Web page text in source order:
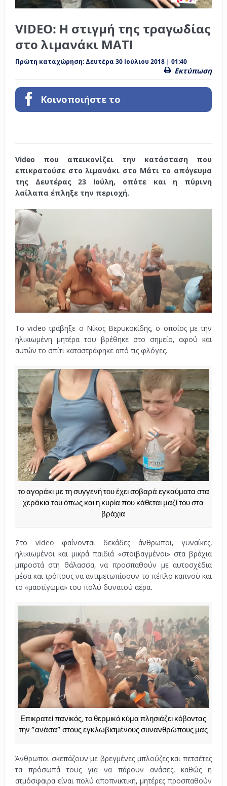
VIDEO: Η στιγμή της τραγωδίας
στο λιμανάκι ΜΑΤΙ
Πρώτη καταχώρηση: Δευτέρα 30 Ιούλιου 2018 | 01:40
Εκτύπωση
Κοινοποιήστε το
Video που απεικονίζει την κατάσταση που
επικρατούσε στο λιμανάκι στο Μάτι το απόγευμα
της Δευτέρας 23 Ιούλη, οπότε και η πύρινη
λαίλαπα έπληξε την περιοχή.
Το video τράβηξε ο Νίκος Βερυκοκίδης, ο οποίος με την
ηλικιωμένη μητέρα του βρέθηκε στο σημείο, αφού και
αυτών το σπίτι καταστράφηκε από τις φλόγες.
το αγοράκι με τη συγγενή του έχει σοβαρά εγκαύματα στα
χεράκια του όπως και η κυρία που κάθεται μαζί του στα
βράχια
Στο video φαίνονται δεκάδες άνθρωποι, γυναίκες,
ηλικιωμένοι και μικρά παιδιά «στοιβαγμένοι» στα βράχια
μπροστά στη θάλασσα, να προσπαθούν με αυτοσχέδια
μέσα και τρόπους να αντιμετωπίσουν το πέπλο καπνού και
το «μαστίγωμα» του πολύ δυνατού αέρα.
Επικρατεί πανικός, το θερμικό κύμα πλησιάζει κόβοντας
την ”ανάσα” στους εγκλωβισμένους συνανθρώπους μας
Άνθρωποι σκεπάζουν με βρεγμένες μπλούζες και πετσέτες
τα πρόσωπά τους για να πάρουν ανάσες, καθώς η
ατμόσφαιρα είναι πολύ αποπνικτική, μητέρες προσπαθούν